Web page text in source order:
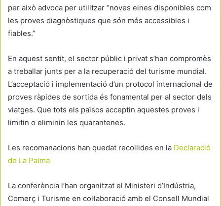
per això advoca per utilitzar “noves eines disponibles com
les proves diagnòstiques que són més accessibles i
fiables.”
En aquest sentit, el sector públic i privat s’han compromès
a treballar junts per a la recuperació del turisme mundial.
L’acceptació i implementació d’un protocol internacional de
proves ràpides de sortida és fonamental per al sector dels
viatges. Que tots els països acceptin aquestes proves i
limitin o eliminin les quarantenes.
Les recomanacions han quedat recollides en la Declaració
de La Palma
La conferència l’han organitzat el Ministeri d’Indústria,
Comerç i Turisme en col·laboració amb el Consell Mundial